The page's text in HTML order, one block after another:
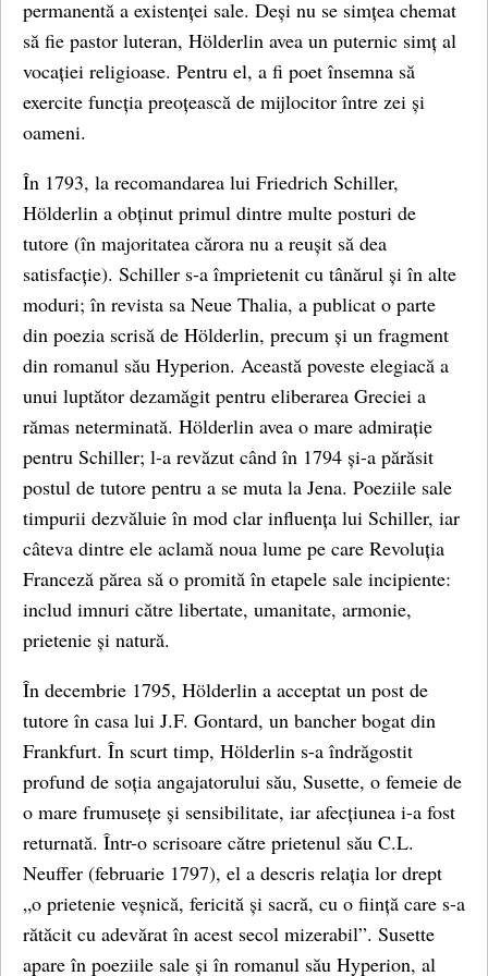
permanentă a existenței sale. Deși nu se simțea chemat
să fie pastor luteran, Hölderlin avea un puternic simț al
vocației religioase. Pentru el, a fi poet însemna să
exercite funcția preoțească de mijlocitor între zei și
oameni.
În 1793, la recomandarea lui Friedrich Schiller,
Hölderlin a obținut primul dintre multe posturi de
tutore (în majoritatea cărora nu a reușit să dea
satisfacție). Schiller s-a împrietenit cu tânărul și în alte
moduri; în revista sa Neue Thalia, a publicat o parte
din poezia scrisă de Hölderlin, precum și un fragment
din romanul său Hyperion. Această poveste elegiacă a
unui luptător dezamăgit pentru eliberarea Greciei a
rămas neterminată. Hölderlin avea o mare admirație
pentru Schiller; l-a revăzut când în 1794 și-a părăsit
postul de tutore pentru a se muta la Jena. Poeziile sale
timpurii dezvăluie în mod clar influența lui Schiller, iar
câteva dintre ele aclamă noua lume pe care Revoluția
Franceză părea să o promită în etapele sale incipiente:
includ imnuri către libertate, umanitate, armonie,
prietenie și natură.
În decembrie 1795, Hölderlin a acceptat un post de
tutore în casa lui J.F. Gontard, un bancher bogat din
Frankfurt. În scurt timp, Hölderlin s-a îndrăgostit
profund de soția angajatorului său, Susette, o femeie de
o mare frumusețe și sensibilitate, iar afecțiunea i-a fost
returnată. Într-o scrisoare către prietenul său C.L.
Neuffer (februarie 1797), el a descris relația lor drept
„o prietenie veșnică, fericită și sacră, cu o ființă care s-a
rătăcit cu adevărat în acest secol mizerabil”. Susette
apare în poeziile sale și în romanul său Hyperion, al